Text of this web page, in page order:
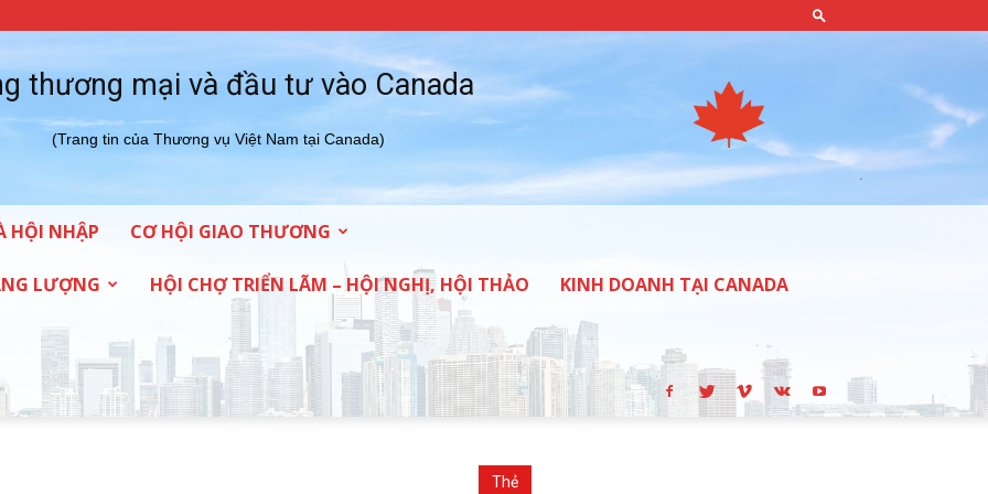
thương mại và đầu tư vào Canada
(Trang tin của Thương vụ Việt Nam tại Canada)
HỘI NHẬP CƠ HỘI GIAO THƯƠNG
LƯỢNG HỘI CHỢ TRIỂN LÃM – HỘI NGHỊ, HỘI THẢO KINH DOANH TẠI CANADA
Thẻ